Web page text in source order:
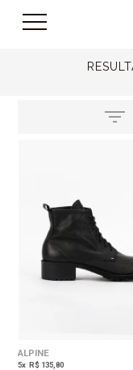
ALPINE
5x R$ 135,80